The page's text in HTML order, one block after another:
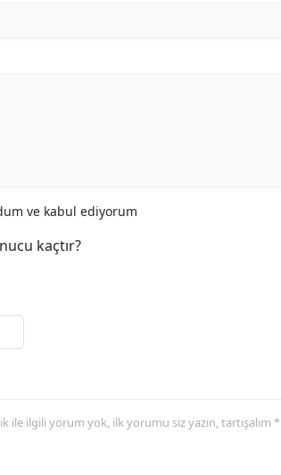
ve kabul ediyorum
kaçtır?
ile ilgili yorum yok, ilk yorumu siz yazın, tartışalım *